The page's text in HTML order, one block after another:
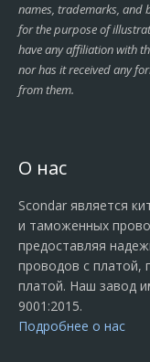
names, trademarks, and
for the purpose of
have any affiliation with
nor has it received any
from them.
О нас
Scondar является
и таможенных
предоставляя
проводов с платой,
платой. Наш завод
9001:2015.
Подробнее о нас